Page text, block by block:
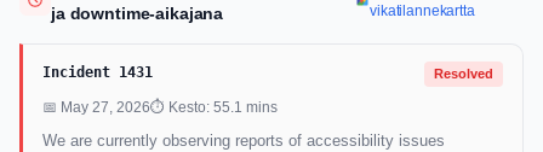
ja downtime-aikajana
vikatilannekartta
Incident 1431 Resolved
📅 May 27, 2026⏱ Kesto: 55.1 mins
We are currently observing reports of accessibility issues